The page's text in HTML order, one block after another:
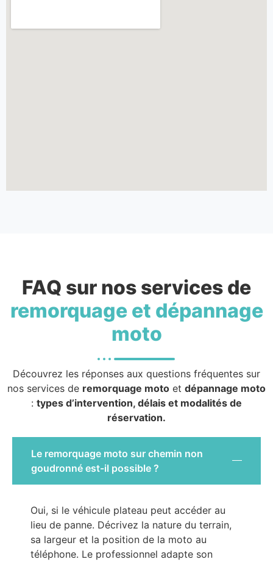
FAQ sur nos services de
remorquage et dépannage
moto
Découvrez les réponses aux questions fréquentes sur
nos services de remorquage moto et dépannage moto
: types d’intervention, délais et modalités de
réservation.
Le remorquage moto sur chemin non
goudronné est-il possible ?
Oui, si le véhicule plateau peut accéder au
lieu de panne. Décrivez la nature du terrain,
sa largeur et la position de la moto au
téléphone. Le professionnel adapte son